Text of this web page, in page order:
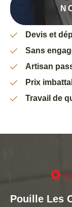
Devis et
Sans
Artisan
Prix
Travail de
Pouille Les